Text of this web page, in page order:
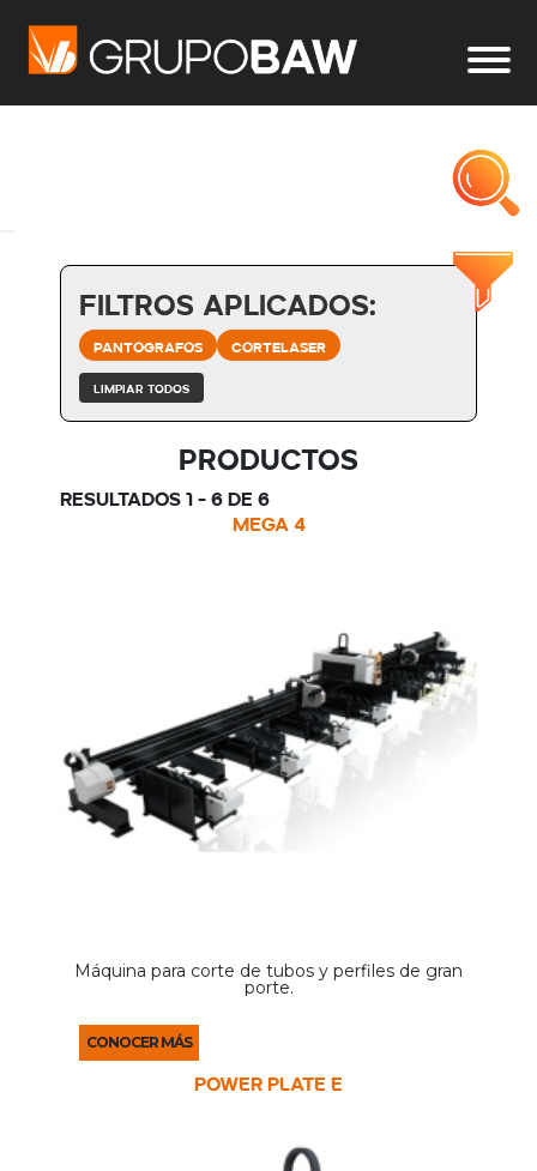
Filtros aplicados:
Pantografos Cortelaser
Limpiar todos
Productos
Resultados 1 - 6 de 6
MEGA 4
Máquina para corte de tubos y perfiles de gran
porte.
CONOCER MÁS
POWER PLATE E